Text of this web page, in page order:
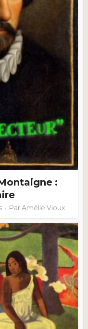
:
ParAmélie Vioux